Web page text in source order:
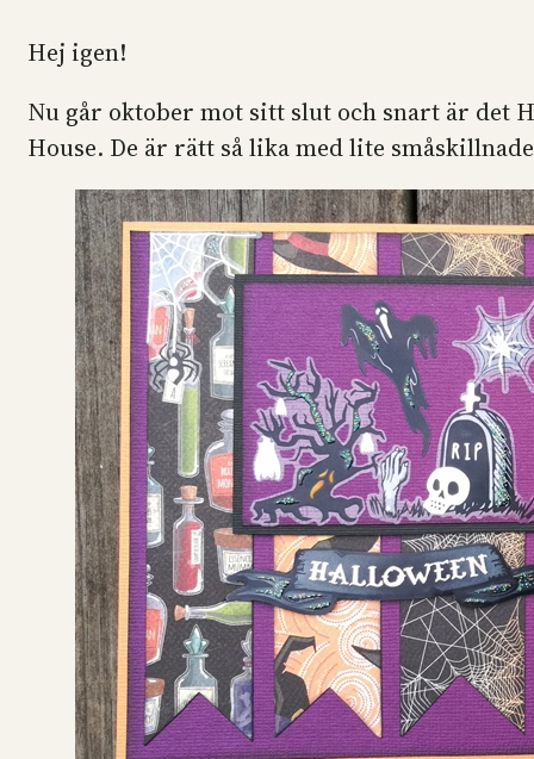
Hej igen!
Nu går oktober mot sitt slut och snart är det
House. De är rätt så lika med lite